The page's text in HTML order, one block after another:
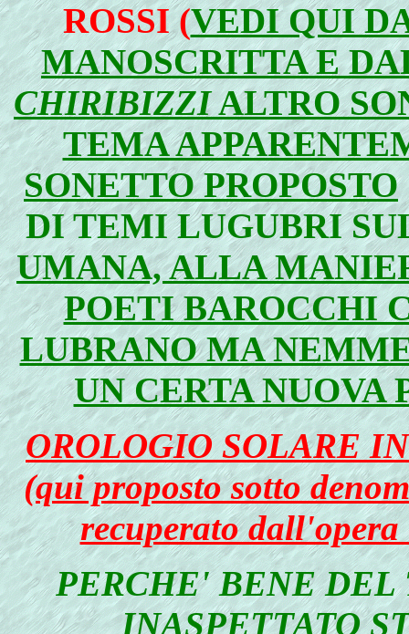
ROSSI(VEDI QUI
MANOSCRITTA E
CHIRIBIZZIALTRO
TEMA
SONETTO PROPOSTO
DI TEMI LUGUBRI
UMANA, ALLA
POETI BAROCCHI
LUBRANO MA
UN CERTA NUOVA
OROLOGIO SOLARE
(qui proposto sotto
recuperato
PERCHE' BENE DEL
INASPETTATO